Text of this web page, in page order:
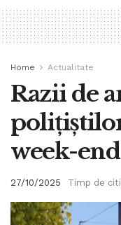
Home Actualitate
Razii de
week-end
27/10/2025 Timp de